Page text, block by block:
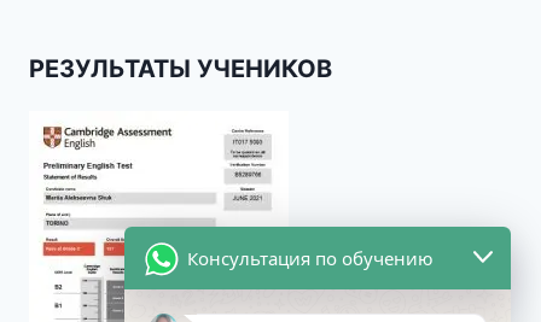
РЕЗУЛЬТАТЫ УЧЕНИКОВ
Консультация по обучению